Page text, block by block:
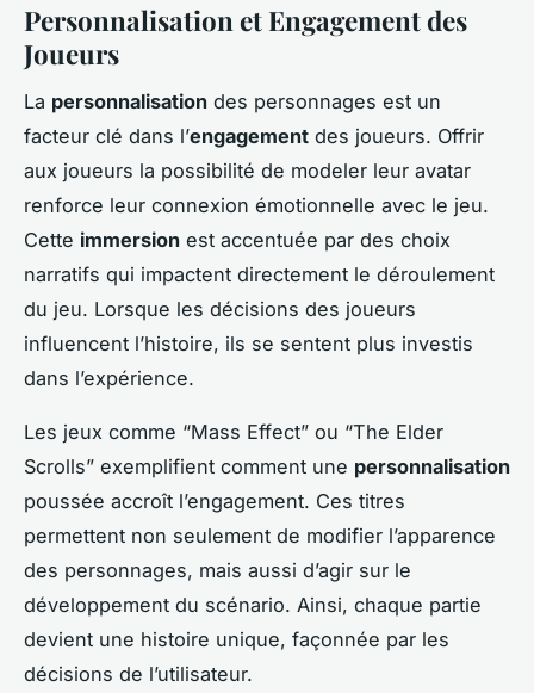
Personnalisation et Engagement des
Joueurs
La personnalisation des personnages est un
facteur clé dans l’engagement des joueurs. Offrir
aux joueurs la possibilité de modeler leur avatar
renforce leur connexion émotionnelle avec le jeu.
Cette immersion est accentuée par des choix
narratifs qui impactent directement le déroulement
du jeu. Lorsque les décisions des joueurs
influencent l’histoire, ils se sentent plus investis
dans l’expérience.
Les jeux comme “Mass Effect” ou “The Elder
Scrolls” exemplifient comment une personnalisation
poussée accroît l’engagement. Ces titres
permettent non seulement de modifier l’apparence
des personnages, mais aussi d’agir sur le
développement du scénario. Ainsi, chaque partie
devient une histoire unique, façonnée par les
décisions de l’utilisateur.